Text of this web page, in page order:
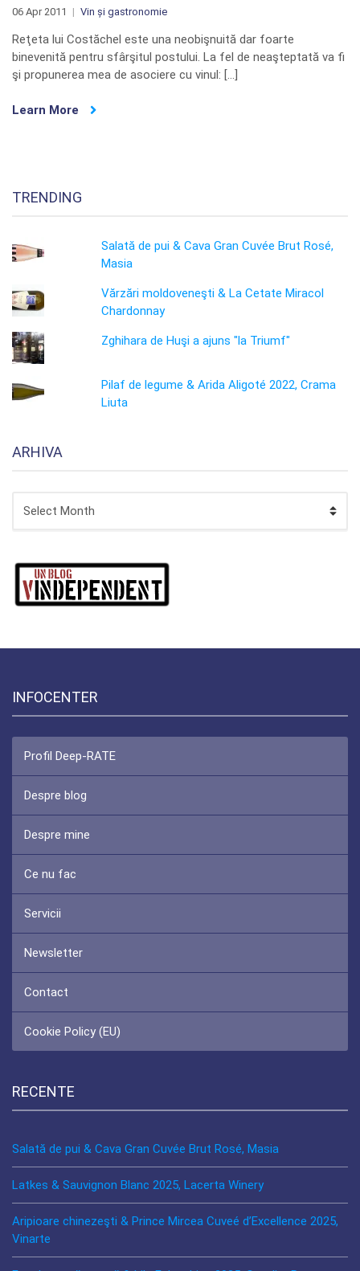
06 Apr 2011 Vin și gastronomie
Reţeta lui Costăchel este una neobişnuită dar foarte
binevenită pentru sfârşitul postului. La fel de neaşteptată va fi
şi propunerea mea de asociere cu vinul: […]
Learn More
TRENDING
Salată de pui & Cava Gran Cuvée Brut Rosé,
Masia
Vărzări moldoveneşti & La Cetate Miracol
Chardonnay
Zghihara de Huşi a ajuns "la Triumf"
Pilaf de legume & Arida Aligoté 2022, Crama
Liuta
ARHIVA
INFOCENTER
Profil Deep-RATE
Despre blog
Despre mine
Ce nu fac
Servicii
Newsletter
Contact
Cookie Policy (EU)
RECENTE
Salată de pui & Cava Gran Cuvée Brut Rosé, Masia
Latkes & Sauvignon Blanc 2025, Lacerta Winery
Aripioare chinezeşti & Prince Mircea Cuveé d’Excellence 2025,
Vinarte